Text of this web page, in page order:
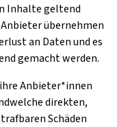
Inhalte geltend
übernehmen
an Daten und es
gemacht werden.
Anbieter*innen
direkten,
Schäden